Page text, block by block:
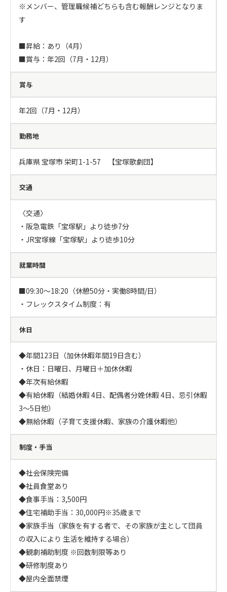
※メンバー、管理職候補どちらも含む報酬レンジとなりま
す
■昇給：あり（4月）
■賞与：年2回（7月・12月）
賞与
年2回（7月・12月）
勤務地
兵庫県 宝塚市 栄町1-1-57　【宝塚歌劇団】
交通
〈交通〉
・阪急電鉄「宝塚駅」より徒歩7分
・JR宝塚線「宝塚駅」より徒歩10分
就業時間
■09:30～18:20（休憩50分・実働8時間/日）
・フレックスタイム制度：有
休日
◆年間123日（加休休暇年間19日含む）
・休日：日曜日、月曜日＋加休休暇
◆年次有給休暇
◆有給休暇（結婚休暇 4日、配偶者分娩休暇 4日、忌引休暇
3～5日他）
◆無給休暇（子育て支援休暇、家族の介護休暇他）
制度・手当
◆社会保険完備
◆社員食堂あり
◆食事手当：3,500円
◆住宅補助手当：30,000円※35歳まで
◆家族手当（家族を有する者で、その家族が主として団員
の収入により 生活を維持する場合）
◆観劇補助制度 ※回数制限等あり
◆研修制度あり
◆屋内全面禁煙